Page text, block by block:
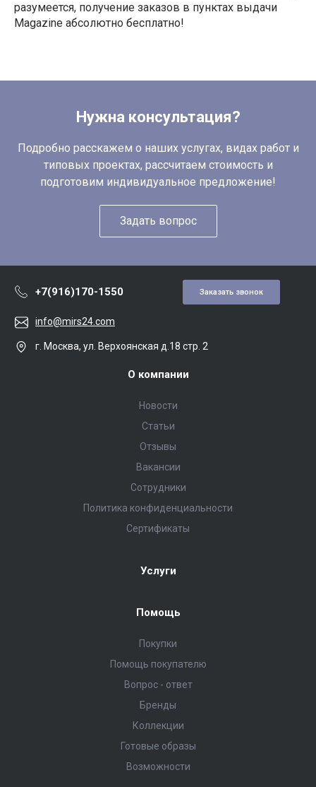
разумеется, получение заказов в пунктах выдачи
Magazine абсолютно бесплатно!
Нужна консультация?
Подробно расскажем о наших услугах, видах работ и
типовых проектах, рассчитаем стоимость и
подготовим индивидуальное предложение!
Задать вопрос
+7(916)170-1550 Заказать звонок
info@mirs24.com
г. Москва, ул. Верхоянская д.18 стр. 2
О компании
Новости
Статьи
Отзывы
Вакансии
Сотрудники
Политика конфиденциальности
Сертификаты
Услуги
Помощь
Покупки
Помощь покупателю
Вопрос - ответ
Бренды
Коллекции
Готовые образы
Возможности